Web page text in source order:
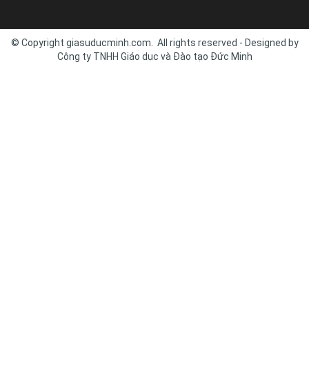
© Copyright giasuducminh.com. All rights reserved - Designed by
Công ty TNHH Giáo dục và Đào tạo Đức Minh